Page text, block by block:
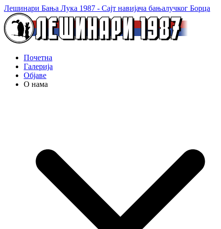
Лешинари Бања Лука 1987 - Сајт навијача бањалучког Борца
Почетна
Галерија
Објаве
О нама